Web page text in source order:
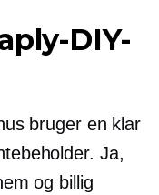
DIY-
bruger en klar
Ja,
og billig